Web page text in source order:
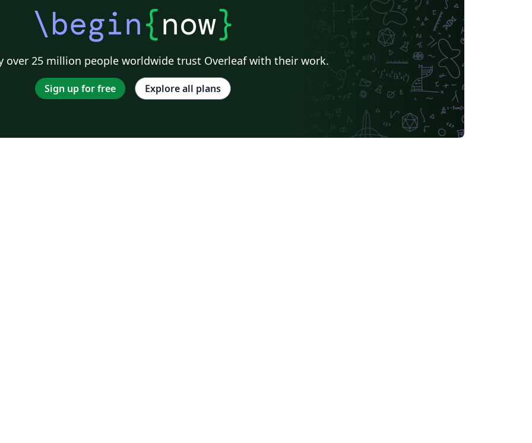
\begin{now}
over 25 million people worldwide trust Overleaf with their work.
Sign up for free Explore all plans